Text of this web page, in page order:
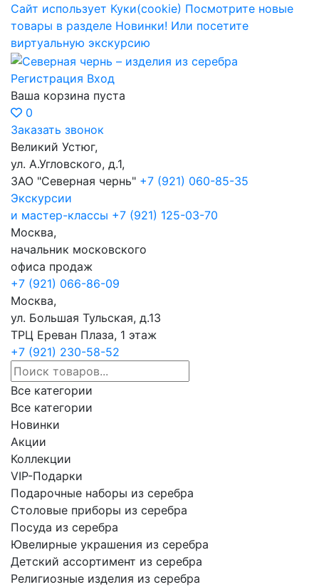
Сайт использует Куки(cookie) Посмотрите новые
товары в разделе Новинки! Или посетите
виртуальную экскурсию
Великий Устюг,
ул. А.Угловского, д.1,
ЗАО "Северная чернь" +7 (921) 060-85-35
Экскурсии
и мастер-классы +7 (921) 125-03-70
Москва,
начальник московского
офиса продаж
+7 (921) 066-86-09
Москва,
ул. Большая Тульская, д.13
ТРЦ Ереван Плаза, 1 этаж
+7 (921) 230-58-52
Все категории
Все категории
Новинки
Акции
Коллекции
VIP-Подарки
Подарочные наборы из серебра
Столовые приборы из серебра
Посуда из серебра
Ювелирные украшения из серебра
Детский ассортимент из серебра
Религиозные изделия из серебра
Регистрация Вход
Ваша корзина пуста
0
Заказать звонок